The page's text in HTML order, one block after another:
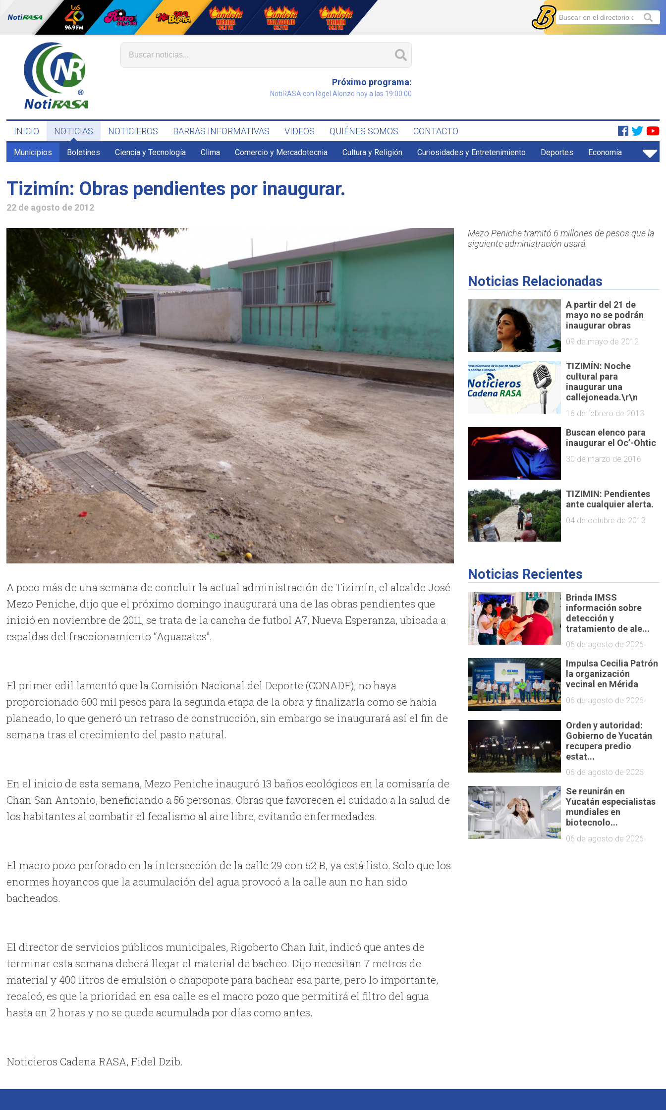
Próximo programa:
NotiRASA con Rigel Alonzo hoy a las 19:00:00
INICIO NOTICIAS NOTICIEROS BARRAS INFORMATIVAS VIDEOS QUIÉNES SOMOS CONTACTO
Municipios Boletines Ciencia y Tecnología Clima Comercio y Mercadotecnia Cultura y Religión Curiosidades y Entretenimiento Deportes Economía
Tizimín: Obras pendientes por inaugurar.
22 de agosto de 2012
A poco más de una semana de concluir la actual administración de Tizimín, el alcalde José
Mezo Peniche, dijo que el próximo domingo inaugurará una de las obras pendientes que
inició en noviembre de 2011, se trata de la cancha de futbol A7, Nueva Esperanza, ubicada a
espaldas del fraccionamiento “Aguacates”.
El primer edil lamentó que la Comisión Nacional del Deporte (CONADE), no haya
proporcionado 600 mil pesos para la segunda etapa de la obra y finalizarla como se había
planeado, lo que generó un retraso de construcción, sin embargo se inaugurará así el fin de
semana tras el crecimiento del pasto natural.
En el inicio de esta semana, Mezo Peniche inauguró 13 baños ecológicos en la comisaría de
Chan San Antonio, beneficiando a 56 personas. Obras que favorecen el cuidado a la salud de
los habitantes al combatir el fecalismo al aire libre, evitando enfermedades.
El macro pozo perforado en la intersección de la calle 29 con 52 B, ya está listo. Solo que los
enormes hoyancos que la acumulación del agua provocó a la calle aun no han sido
bacheados.
El director de servicios públicos municipales, Rigoberto Chan Iuit, indicó que antes de
terminar esta semana deberá llegar el material de bacheo. Dijo necesitan 7 metros de
material y 400 litros de emulsión o chapopote para bachear esa parte, pero lo importante,
recalcó, es que la prioridad en esa calle es el macro pozo que permitirá el filtro del agua
hasta en 2 horas y no se quede acumulada por días como antes.
Noticieros Cadena RASA, Fidel Dzib.
Mezo Peniche tramitó 6 millones de pesos que la
siguiente administración usará.
Noticias Relacionadas
A partir del 21 de
mayo no se podrán
inaugurar obras
09 de mayo de 2012
TIZIMÍN: Noche
cultural para
inaugurar una
callejoneada.\r\n
16 de febrero de 2013
Buscan elenco para
inaugurar el Oc’-Ohtic
30 de marzo de 2016
TIZIMIN: Pendientes
ante cualquier alerta.
04 de octubre de 2013
Noticias Recientes
Brinda IMSS
información sobre
detección y
tratamiento de ale...
06 de agosto de 2026
Impulsa Cecilia Patrón
la organización
vecinal en Mérida
06 de agosto de 2026
Orden y autoridad:
Gobierno de Yucatán
recupera predio
estat...
06 de agosto de 2026
Se reunirán en
Yucatán especialistas
mundiales en
biotecnolo...
06 de agosto de 2026